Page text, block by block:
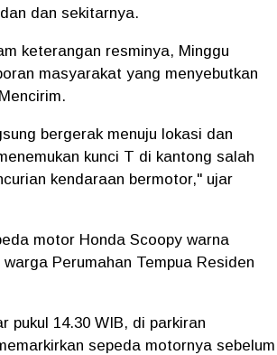
dan sekitarnya.
keterangan resminya, Minggu
masyarakat yang menyebutkan
bergerak menuju lokasi dan
kunci T di kantong salah
kendaraan bermotor," ujar
motor Honda Scoopy warna
Perumahan Tempua Residen
pukul 14.30 WIB, di parkiran
sepeda motornya sebelum